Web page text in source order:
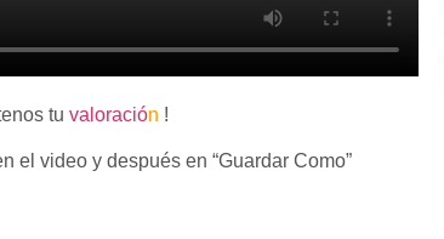
tu valoración !
el video y después en “Guardar Como”